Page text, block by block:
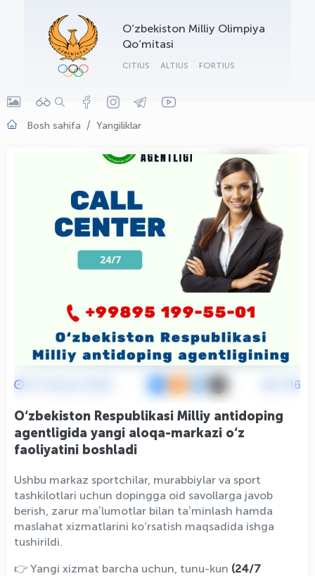
O‘zbekiston Milliy Olimpiya
Qo‘mitasi
CITIUS ALTIUS FORTIUS
Bosh sahifa Yangiliklar
816
O‘zbekiston Respublikasi Milliy antidoping
agentligida yangi aloqa-markazi o‘z
faoliyatini boshladi
Ushbu markaz sportchilar, murabbiylar va sport
tashkilotlari uchun dopingga oid savollarga javob
berish, zarur maʼlumotlar bilan taʼminlash hamda
maslahat xizmatlarini ko‘rsatish maqsadida ishga
tushirildi.
👉 Yangi xizmat barcha uchun, tunu-kun (24/7
OLYMPCHIK AI - yordamchi
Onlayn · olympic.uz